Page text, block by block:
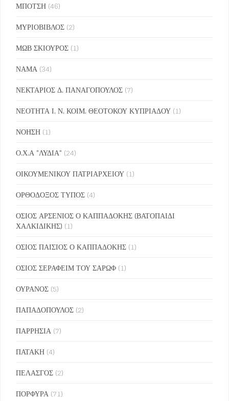
ΜΠΟΤΣΗ (46)
ΜΥΡΙΟΒΙΒΛΟΣ (2)
ΜΩΒ ΣΚΙΟΥΡΟΣ (1)
ΝΑΜΑ (34)
ΝΕΚΤΑΡΙΟΣ Δ. ΠΑΝΑΓΟΠΟΥΛΟΣ (7)
ΝΕΟΤΗΤΑ Ι. Ν. ΚΟΙΜ. ΘΕΟΤΟΚΟΥ ΚΥΠΡΙΑΔΟΥ (1)
ΝΟΗΣΗ (1)
Ο.Χ.Α "ΛΥΔΙΑ" (24)
ΟΙΚΟΥΜΕΝΙΚΟΥ ΠΑΤΡΙΑΡΧΕΙΟΥ (1)
ΟΡΘΟΔΟΞΟΣ ΤΥΠΟΣ (4)
ΟΣΙΟΣ ΑΡΣΕΝΙΟΣ Ο ΚΑΠΠΑΔΟΚΗΣ (ΒΑΤΟΠΑΙΔΙ
ΧΑΛΚΙΔΙΚΗΣ) (1)
ΟΣΙΟΣ ΠΑΙΣΙΟΣ Ο ΚΑΠΠΑΔΟΚΗΣ (1)
ΟΣΙΟΣ ΣΕΡΑΦΕΙΜ ΤΟΥ ΣΑΡΩΦ (1)
ΟΥΡΑΝΟΣ (5)
ΠΑΠΑΔΟΠΟΥΛΟΣ (2)
ΠΑΡΡΗΣΙΑ (7)
ΠΑΤΑΚΗ (4)
ΠΕΛΑΣΓΟΣ (2)
ΠΟΡΦΥΡΑ (71)